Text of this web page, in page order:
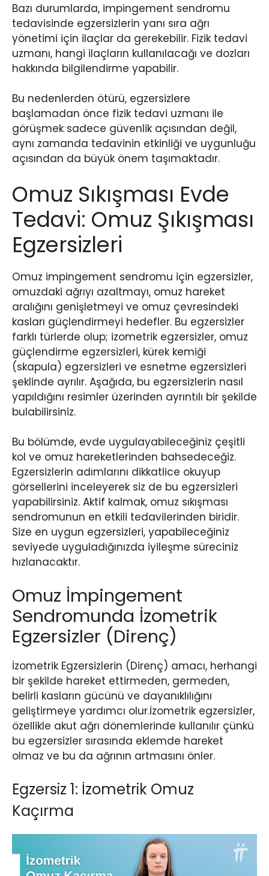
Bazı durumlarda, impingement sendromu
tedavisinde egzersizlerin yanı sıra ağrı
yönetimi için ilaçlar da gerekebilir. Fizik tedavi
uzmanı, hangi ilaçların kullanılacağı ve dozları
hakkında bilgilendirme yapabilir.
Bu nedenlerden ötürü, egzersizlere
başlamadan önce fizik tedavi uzmanı ile
görüşmek sadece güvenlik açısından değil,
aynı zamanda tedavinin etkinliği ve uygunluğu
açısından da büyük önem taşımaktadır.
Omuz Sıkışması Evde
Tedavi: Omuz Şıkışması
Egzersizleri
Omuz impingement sendromu için egzersizler,
omuzdaki ağrıyı azaltmayı, omuz hareket
aralığını genişletmeyi ve omuz çevresindeki
kasları güçlendirmeyi hedefler. Bu egzersizler
farklı türlerde olup; izometrik egzersizler, omuz
güçlendirme egzersizleri, kürek kemiği
(skapula) egzersizleri ve esnetme egzersizleri
şeklinde ayrılır. Aşağıda, bu egzersizlerin nasıl
yapıldığını resimler üzerinden ayrıntılı bir şekilde
bulabilirsiniz.
Bu bölümde, evde uygulayabileceğiniz çeşitli
kol ve omuz hareketlerinden bahsedeceğiz.
Egzersizlerin adımlarını dikkatlice okuyup
görsellerini inceleyerek siz de bu egzersizleri
yapabilirsiniz. Aktif kalmak, omuz sıkışması
sendromunun en etkili tedavilerinden biridir.
Size en uygun egzersizleri, yapabileceğiniz
seviyede uyguladığınızda iyileşme süreciniz
hızlanacaktır.
Omuz İmpingement
Sendromunda İzometrik
Egzersizler (Direnç)
İzometrik Egzersizlerin (Direnç) amacı, herhangi
bir şekilde hareket ettirmeden, germeden,
belirli kasların gücünü ve dayanıklılığını
geliştirmeye yardımcı olur.İzometrik egzersizler,
özellikle akut ağrı dönemlerinde kullanılır çünkü
bu egzersizler sırasında eklemde hareket
olmaz ve bu da ağrının artmasını önler.
Egzersiz 1: İzometrik Omuz
Kaçırma